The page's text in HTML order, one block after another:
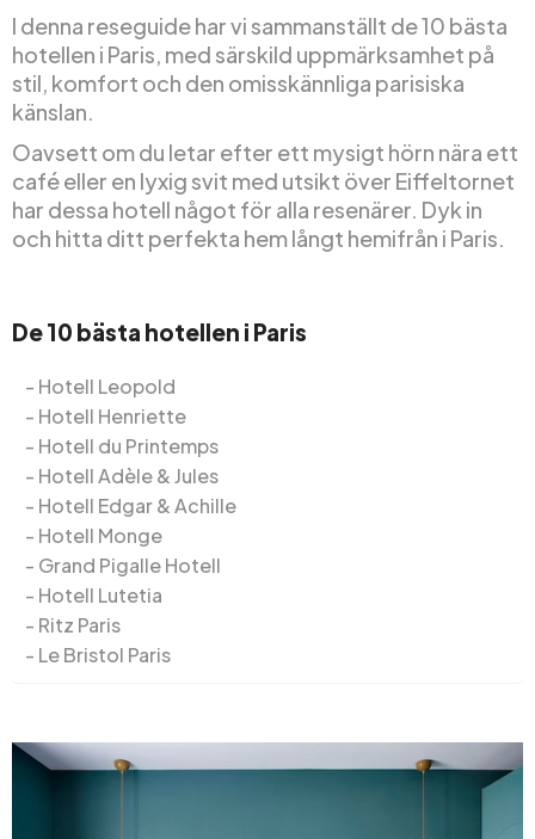
I denna reseguide har vi sammanställt de 10 bästa
hotellen i Paris, med särskild uppmärksamhet på
stil, komfort och den omisskännliga parisiska
känslan.
Oavsett om du letar efter ett mysigt hörn nära ett
café eller en lyxig svit med utsikt över Eiffeltornet
har dessa hotell något för alla resenärer. Dyk in
och hitta ditt perfekta hem långt hemifrån i Paris.
De 10 bästa hotellen i Paris
Hotell Leopold
Hotell Henriette
Hotell du Printemps
Hotell Adèle & Jules
Hotell Edgar & Achille
Hotell Monge
Grand Pigalle Hotell
Hotell Lutetia
Ritz Paris
Le Bristol Paris